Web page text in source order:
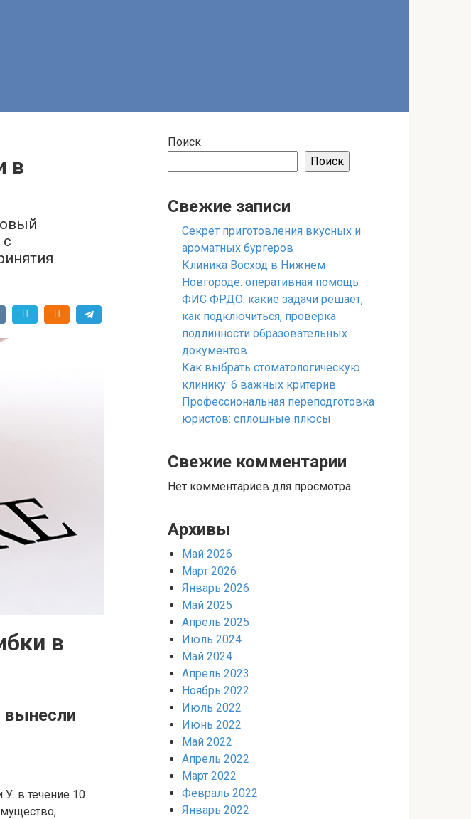
в
в
вынесли
в течение 10
Поиск
Поиск
Свежие записи
Секрет приготовления вкусных и
ароматных бургеров
Клиника Восход в Нижнем
Новгороде: оперативная помощь
ФИС ФРДО: какие задачи решает,
как подключиться, проверка
подлинности образовательных
документов
Как выбрать стоматологическую
клинику: 6 важных критерив
Профессиональная переподготовка
юристов: сплошные плюсы
Свежие комментарии
Нет комментариев для просмотра.
Архивы
Май 2026
Март 2026
Январь 2026
Май 2025
Апрель 2025
Июль 2024
Май 2024
Апрель 2023
Ноябрь 2022
Июль 2022
Июнь 2022
Май 2022
Апрель 2022
Март 2022
Февраль 2022
Январь 2022